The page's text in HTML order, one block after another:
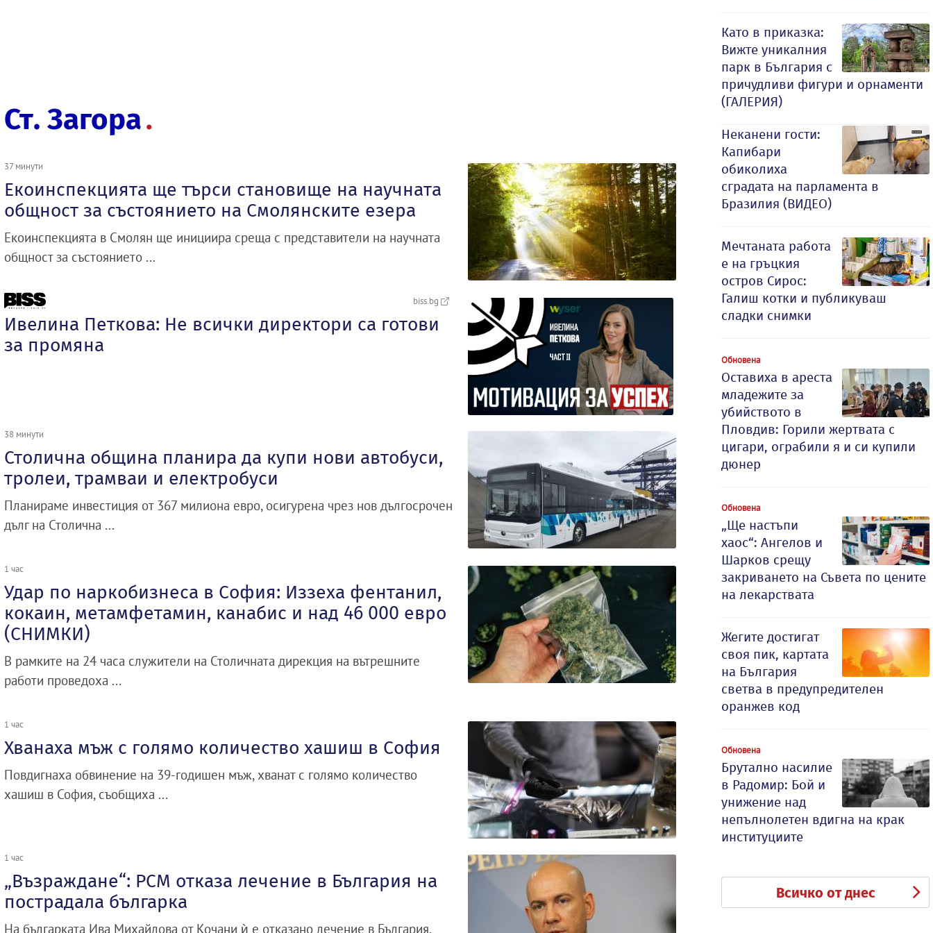
Ст. Загора
37 минути
Екоинспекцията ще търси становище на научната
общност за състоянието на Смолянските езера
Екоинспекцията в Смолян ще инициира среща с представители на научната
общност за състоянието ...
biss.bg
Ивелина Петкова: Не всички директори са готови
за промяна
38 минути
Столична община планира да купи нови автобуси,
тролеи, трамваи и електробуси
Планираме инвестиция от 367 милиона евро, осигурена чрез нов дългосрочен
дълг на Столична ...
1 час
Удар по наркобизнеса в София: Иззеха фентанил,
кокаин, метамфетамин, канабис и над 46 000 евро
(СНИМКИ)
В рамките на 24 часа служители на Столичната дирекция на вътрешните
работи проведоха ...
1 час
Хванаха мъж с голямо количество хашиш в София
Повдигнаха обвинение на 39-годишен мъж, хванат с голямо количество
хашиш в София, съобщиха ...
1 час
„Възраждане“: РСМ отказа лечение в България на
пострадала българка
На българката Ива Михайлова от Кочани ѝ е отказано лечение в България,
Като в приказка:
Вижте уникалния
парк в България с
причудливи фигури и орнаменти
(ГАЛЕРИЯ)
Неканени гости:
Капибари
обиколиха
сградата на парламента в
Бразилия (ВИДЕО)
Мечтаната работа
е на гръцкия
остров Сирос:
Галиш котки и публикуваш
сладки снимки
Обновена
Оставиха в ареста
младежите за
убийството в
Пловдив: Горили жертвата с
цигари, ограбили я и си купили
дюнер
Обновена
„Ще настъпи
хаос“: Ангелов и
Шарков срещу
закриването на Съвета по цените
на лекарствата
Жегите достигат
своя пик, картата
на България
светва в предупредителен
оранжев код
Обновена
Брутално насилие
в Радомир: Бой и
унижение над
непълнолетен вдигна на крак
институциите
Всичко от днес